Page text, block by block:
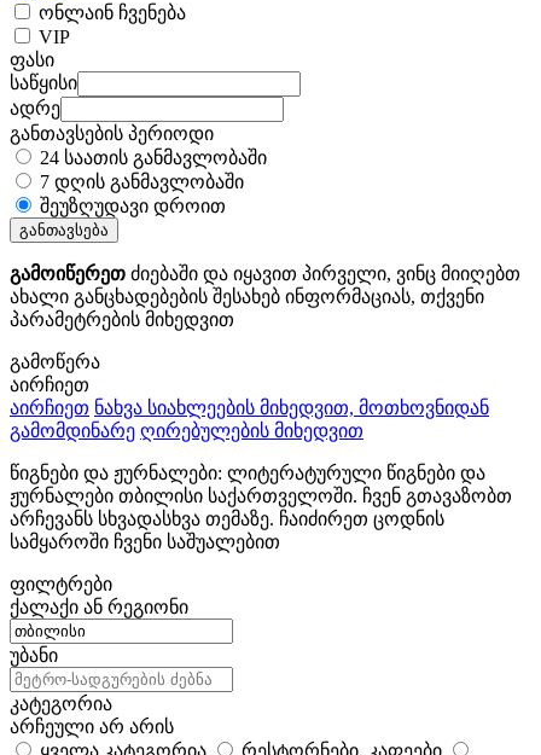
ონლაინ ჩვენება
VIP
ფასი
საწყისი
ადრე
განთავსების პერიოდი
24 საათის განმავლობაში
7 დღის განმავლობაში
შეუზღუდავი დროით
განთავსება
გამოიწერეთ ძიებაში და იყავით პირველი, ვინც მიიღებთ
ახალი განცხადებების შესახებ ინფორმაციას, თქვენი
პარამეტრების მიხედვით
გამოწერა
აირჩიეთ
აირჩიეთ ნახვა სიახლეების მიხედვით, მოთხოვნიდან
გამომდინარე ღირებულების მიხედვით
წიგნები და ჟურნალები: ლიტერატურული წიგნები და
ჟურნალები თბილისი საქართველოში. ჩვენ გთავაზობთ
არჩევანს სხვადასხვა თემაზე. ჩაიძირეთ ცოდნის
სამყაროში ჩვენი საშუალებით
ფილტრები
ქალაქი ან რეგიონი
უბანი
კატეგორია
არჩეული არ არის
ყველა კატეგორია
რესტორნები, კაფეები